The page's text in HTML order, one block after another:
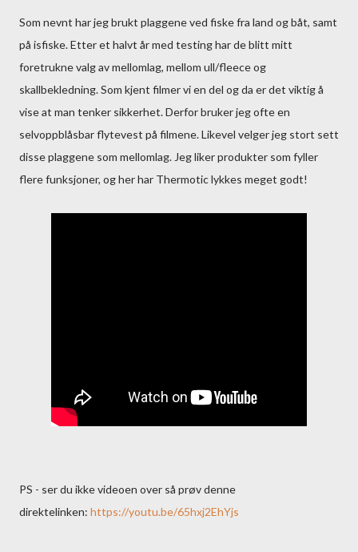
Som nevnt har jeg brukt plaggene ved fiske fra land og båt, samt
på isfiske. Etter et halvt år med testing har de blitt mitt
foretrukne valg av mellomlag, mellom ull/fleece og
skallbekledning. Som kjent filmer vi en del og da er det viktig å
vise at man tenker sikkerhet. Derfor bruker jeg ofte en
selvoppblåsbar flytevest på filmene. Likevel velger jeg stort sett
disse plaggene som mellomlag. Jeg liker produkter som fyller
flere funksjoner, og her har Thermotic lykkes meget godt!
PS - ser du ikke videoen over så prøv denne
direktelinken: https://youtu.be/65hxj2EhYjs